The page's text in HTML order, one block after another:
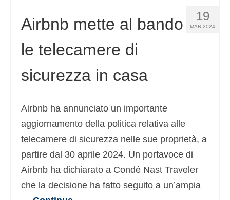
19
MAR 2024
Airbnb mette al bando
le telecamere di
sicurezza in casa
Airbnb ha annunciato un importante
aggiornamento della politica relativa alle
telecamere di sicurezza nelle sue proprietà, a
partire dal 30 aprile 2024. Un portavoce di
Airbnb ha dichiarato a Condé Nast Traveler
che la decisione ha fatto seguito a un’ampia